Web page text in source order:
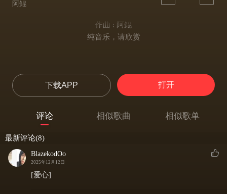
阿鲲
作曲 : 阿鲲
纯音乐，请欣赏
下载APP 打开
评论 相似歌曲 相似歌单
最新评论(8)
BlazekodOo
2025年12月12日
[爱心]